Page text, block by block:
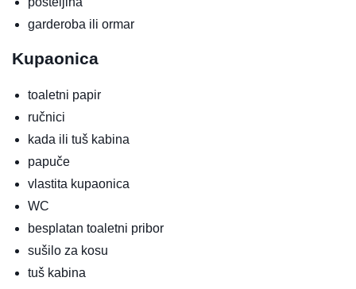
garderoba ili ormar
Kupaonica
toaletni papir
ručnici
kada ili tuš kabina
papuče
vlastita kupaonica
WC
besplatan toaletni pribor
sušilo za kosu
tuš kabina